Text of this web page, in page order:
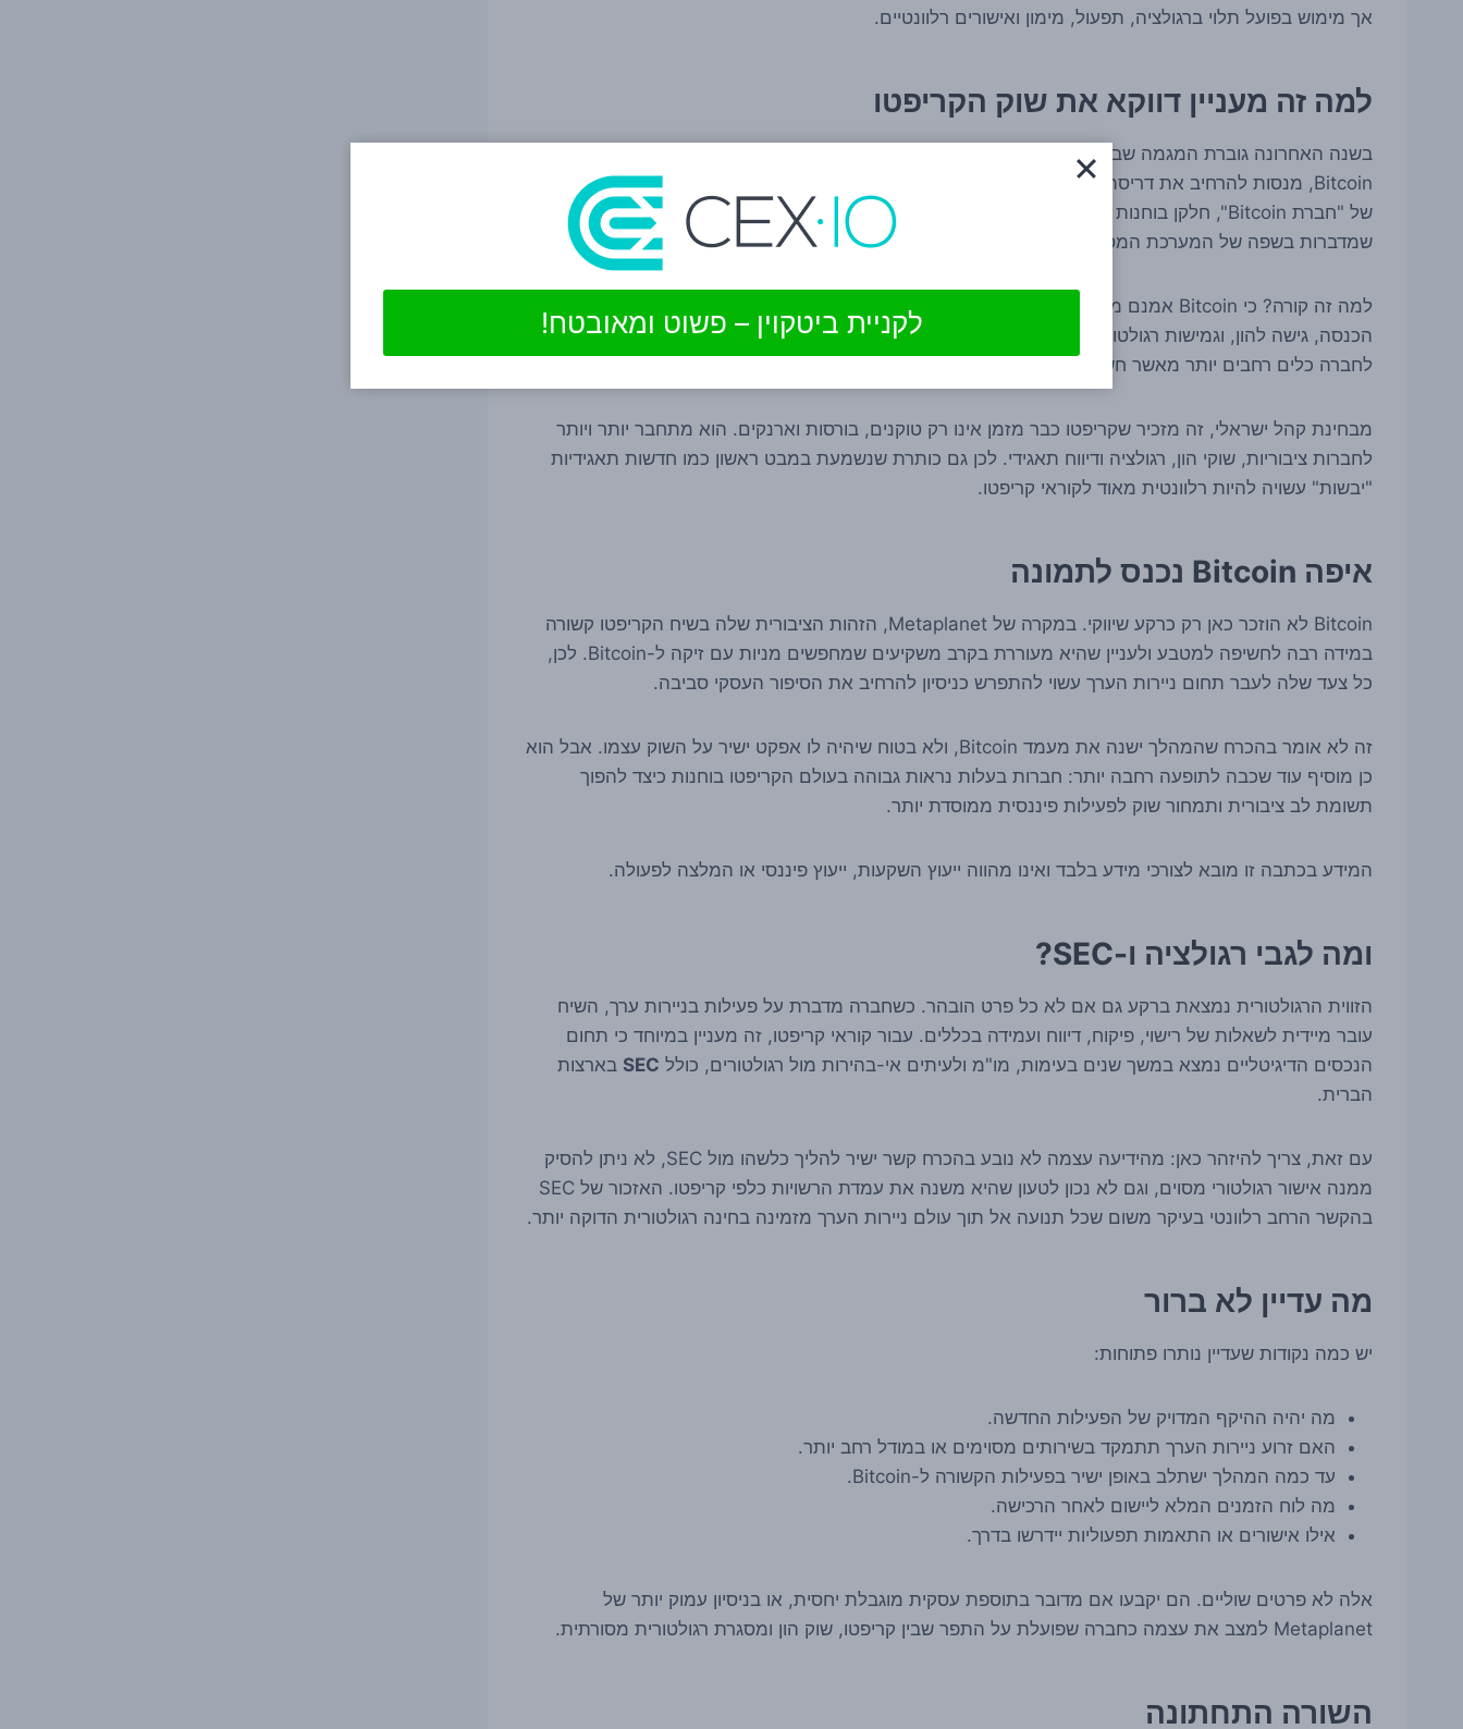
אך מימוש בפועל תלוי ברגולציה, תפעול, מימון ואישורים רלוונטיים.
למה זה מעניין דווקא את שוק הקריפטו
בשנה האחרונה גוברת המגמה שבה חברות מזוהות-קריפטו, או כאלה שבנו לעצמן תדמית ציבורית סביב
Bitcoin, מנסות להרחיב את דריסת הרגל שלהן אל מעבר להחזקה ישירה במטבע. במקום להישאר רק עם נרטיב
של "חברת Bitcoin", חלקן בוחנות תשתיות פיננסיות, שירותי שוק הון, ניהול הון, חיתום או מסגרות פעילות אחרות
שמדברות בשפה של המערכת המסורתית.
למה זה קורה? כי Bitcoin אמנם מושך עניין, אבל חברות שרוצות לשרוד לאורך זמן מחפשות בדרך כלל מנועי
הכנסה, גישה להון, וגמישות רגולטורית או מבנית. זרוע ניירות ערך, אם אכן תיבנה ותפעל כמתוכנן, עשויה לתת
לחברה כלים רחבים יותר מאשר חשיפה מאזנית ל-Bitcoin בלבד.
מבחינת קהל ישראלי, זה מזכיר שקריפטו כבר מזמן אינו רק טוקנים, בורסות וארנקים. הוא מתחבר יותר ויותר
לחברות ציבוריות, שוקי הון, רגולציה ודיווח תאגידי. לכן גם כותרת שנשמעת במבט ראשון כמו חדשות תאגידיות
"יבשות" עשויה להיות רלוונטית מאוד לקוראי קריפטו.
איפה Bitcoin נכנס לתמונה
Bitcoin לא הוזכר כאן רק כרקע שיווקי. במקרה של Metaplanet, הזהות הציבורית שלה בשיח הקריפטו קשורה
במידה רבה לחשיפה למטבע ולעניין שהיא מעוררת בקרב משקיעים שמחפשים מניות עם זיקה ל-Bitcoin. לכן,
כל צעד שלה לעבר תחום ניירות הערך עשוי להתפרש כניסיון להרחיב את הסיפור העסקי סביבה.
זה לא אומר בהכרח שהמהלך ישנה את מעמד Bitcoin, ולא בטוח שיהיה לו אפקט ישיר על השוק עצמו. אבל הוא
כן מוסיף עוד שכבה לתופעה רחבה יותר: חברות בעלות נראות גבוהה בעולם הקריפטו בוחנות כיצד להפוך
תשומת לב ציבורית ותמחור שוק לפעילות פיננסית ממוסדת יותר.
המידע בכתבה זו מובא לצורכי מידע בלבד ואינו מהווה ייעוץ השקעות, ייעוץ פיננסי או המלצה לפעולה.
ומה לגבי רגולציה ו-SEC?
הזווית הרגולטורית נמצאת ברקע גם אם לא כל פרט הובהר. כשחברה מדברת על פעילות בניירות ערך, השיח
עובר מיידית לשאלות של רישוי, פיקוח, דיווח ועמידה בכללים. עבור קוראי קריפטו, זה מעניין במיוחד כי תחום
הנכסים הדיגיטליים נמצא במשך שנים בעימות, מו"מ ולעיתים אי-בהירות מול רגולטורים, כולל SEC בארצות
הברית.
עם זאת, צריך להיזהר כאן: מהידיעה עצמה לא נובע בהכרח קשר ישיר להליך כלשהו מול SEC, לא ניתן להסיק
ממנה אישור רגולטורי מסוים, וגם לא נכון לטעון שהיא משנה את עמדת הרשויות כלפי קריפטו. האזכור של SEC
בהקשר הרחב רלוונטי בעיקר משום שכל תנועה אל תוך עולם ניירות הערך מזמינה בחינה רגולטורית הדוקה יותר.
מה עדיין לא ברור
יש כמה נקודות שעדיין נותרו פתוחות:
מה יהיה ההיקף המדויק של הפעילות החדשה.
האם זרוע ניירות הערך תתמקד בשירותים מסוימים או במודל רחב יותר.
עד כמה המהלך ישתלב באופן ישיר בפעילות הקשורה ל-Bitcoin.
מה לוח הזמנים המלא ליישום לאחר הרכישה.
אילו אישורים או התאמות תפעוליות יידרשו בדרך.
אלה לא פרטים שוליים. הם יקבעו אם מדובר בתוספת עסקית מוגבלת יחסית, או בניסיון עמוק יותר של
Metaplanet למצב את עצמה כחברה שפועלת על התפר שבין קריפטו, שוק הון ומסגרת רגולטורית מסורתית.
השורה התחתונה
לקניית ביטקוין – פשוט ומאובטח!